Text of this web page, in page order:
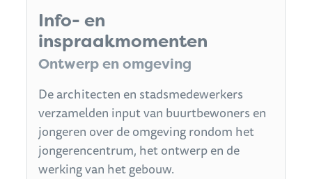
Info- en
inspraakmomenten
Ontwerp en omgeving
De architecten en stadsmedewerkers
verzamelden input van buurtbewoners en
jongeren over de omgeving rondom het
jongerencentrum, het ontwerp en de
werking van het gebouw.